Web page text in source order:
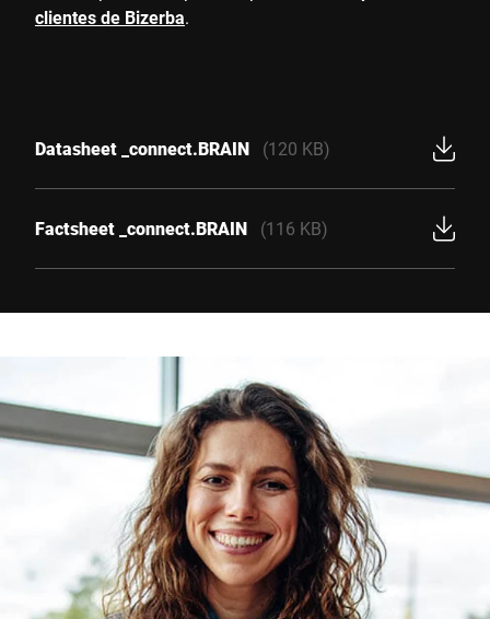
clientes de Bizerba.
Datasheet _connect.BRAIN (120 KB)
Factsheet _connect.BRAIN (116 KB)